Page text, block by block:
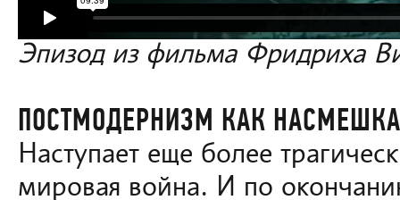
Эпизод из фильма Фридриха
ПОСТМОДЕРНИЗМ КАК
Наступает еще более
мировая война. И по